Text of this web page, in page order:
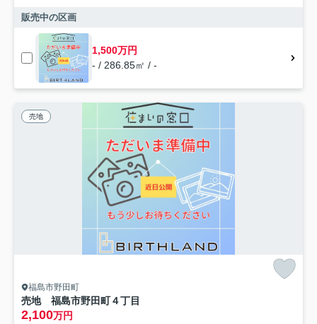
販売中の区画
1,500万円
- / 286.85㎡ / -
売地
福島市野田町
売地 福島市野田町４丁目
2,100万円